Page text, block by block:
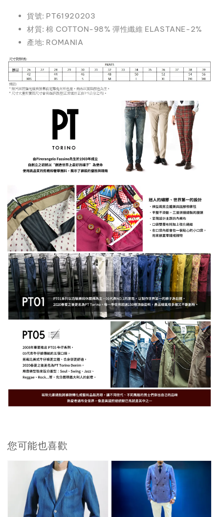
貨號: PT61920203
材質: 棉 COTTON-98% 彈性纖維 ELASTANE-2%
產地: ROMANIA
您可能也喜歡